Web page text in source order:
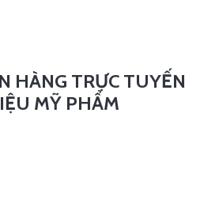
HÀNG TRỰC TUYẾN
MỸ PHẨM